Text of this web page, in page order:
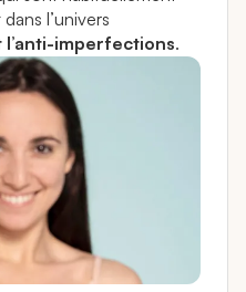
l’univers
l’anti-imperfections.